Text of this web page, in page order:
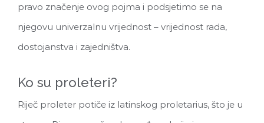
pravo značenje ovog pojma i podsjetimo se na
njegovu univerzalnu vrijednost – vrijednost rada,
dostojanstva i zajedništva.
Ko su proleteri?
Riječ proleter potiče iz latinskog proletarius, što je u